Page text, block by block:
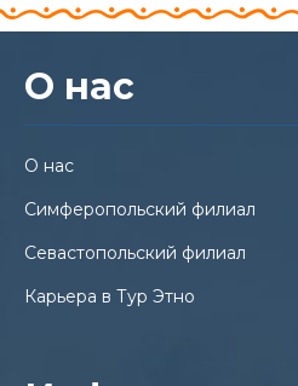
О нас
О нас
Симферопольский филиал
Севастопольский филиал
Карьера в Тур Этно